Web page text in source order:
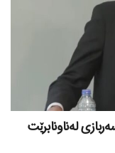
لەناونابرێت